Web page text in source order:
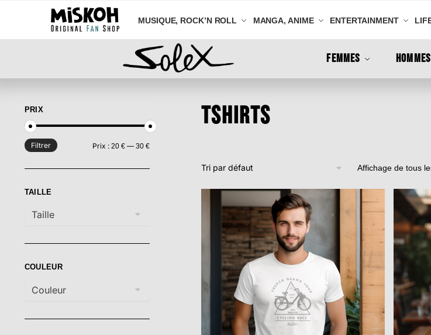
MUSIQUE, ROCK’N ROLL MANGA, ANIME ENTERTAINMENT
FEMMES HOMMES
Tshirts
Affichage de tous
PRIX
Prix
Prix
Filtrer Prix :20 € —30 €
TAILLE
COULEUR